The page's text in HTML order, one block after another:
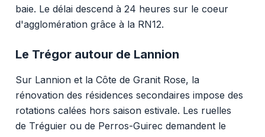
baie. Le délai descend à 24 heures sur le coeur
d'agglomération grâce à la RN12.
Le Trégor autour de Lannion
Sur Lannion et la Côte de Granit Rose, la
rénovation des résidences secondaires impose des
rotations calées hors saison estivale. Les ruelles
de Tréguier ou de Perros-Guirec demandent le